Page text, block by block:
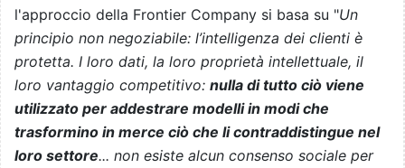
l'approccio della Frontier Company si basa su "Un
principio non negoziabile: l’intelligenza dei clienti è
protetta. I loro dati, la loro proprietà intellettuale, il
loro vantaggio competitivo: nulla di tutto ciò viene
utilizzato per addestrare modelli in modi che
trasformino in merce ciò che li contraddistingue nel
loro settore... non esiste alcun consenso sociale per